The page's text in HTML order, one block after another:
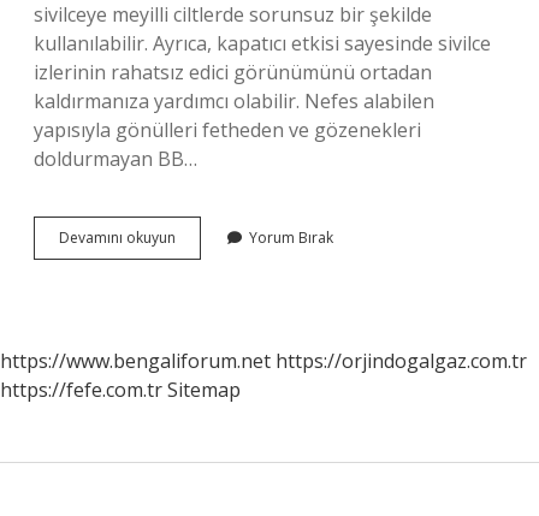
sivilceye meyilli ciltlerde sorunsuz bir şekilde
kullanılabilir. Ayrıca, kapatıcı etkisi sayesinde sivilce
izlerinin rahatsız edici görünümünü ortadan
kaldırmanıza yardımcı olabilir. Nefes alabilen
yapısıyla gönülleri fetheden ve gözenekleri
doldurmayan BB…
Devamını okuyun
Cilt
Mi
Yorum Bırak
https://www.bengaliforum.net https://orjindogalgaz.com.tr
https://fefe.com.trSitemap